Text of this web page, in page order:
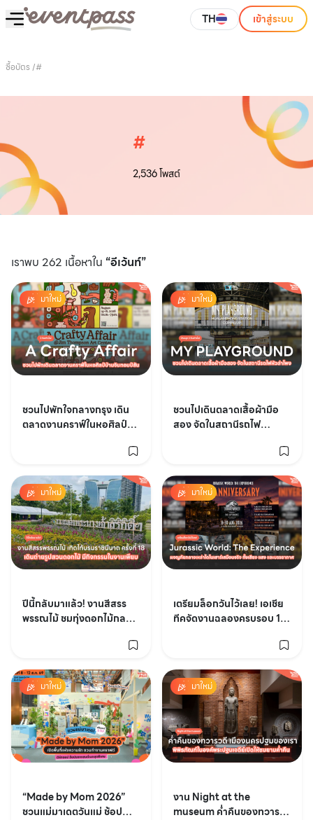
TH เข้าสู่ระบบ
ซื้อบัตร /#
#
2,536โพสต์
เราพบ 262 เนื้อหาใน “อีเว้นท์”
มาใหม่
ชวนไปพักใจกลางกรุง เดิน
ตลาดงานคราฟ์ในหอศิลป์
มาใหม่
ชวนไปเดินตลาดเสื้อผ้ามือ
สอง จัดในสถานีรถไฟ
มาใหม่
ปีนี้กลับมาแล้ว! งานสีสรร
พรรณไม้ ชมทุ่งดอกไม้กลาง
มาใหม่
เตรียมล็อกวันไว้เลย! เอเชีย
ทีคจัดงานฉลองครบรอบ 1 ปี
มาใหม่
“Made by Mom 2026”
ชวนแม่มาเดตวันแม่ ช้อป
มาใหม่
งาน Night at the
museum ค่ำคืนของทวาร